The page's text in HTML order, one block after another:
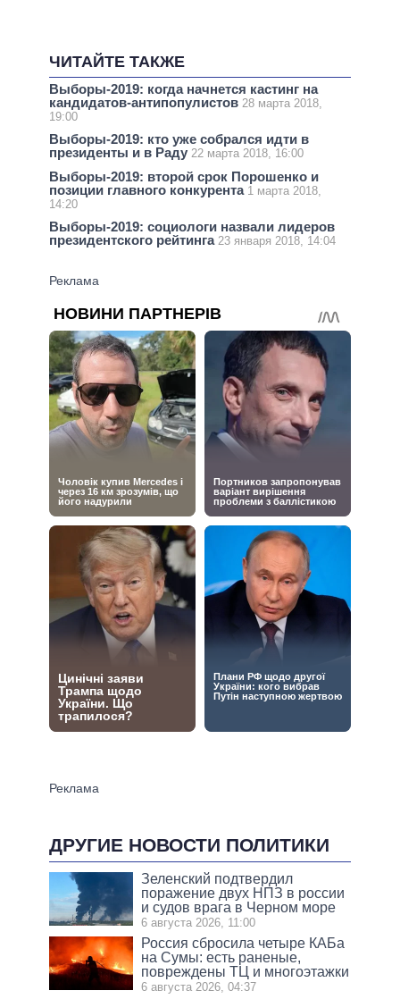
ЧИТАЙТЕ ТАКЖЕ
Выборы-2019: когда начнется кастинг на
кандидатов-антипопулистов 28 марта 2018,
19:00
Выборы-2019: кто уже собрался идти в
президенты и в Раду 22 марта 2018, 16:00
Выборы-2019: второй срок Порошенко и
позиции главного конкурента 1 марта 2018,
14:20
Выборы-2019: социологи назвали лидеров
президентского рейтинга 23 января 2018, 14:04
ДРУГИЕ НОВОСТИ ПОЛИТИКИ
Зеленский подтвердил
поражение двух НПЗ в россии
и судов врага в Черном море
6 августа 2026, 11:00
Россия сбросила четыре КАБа
на Сумы: есть раненые,
повреждены ТЦ и многоэтажки
6 августа 2026, 04:37